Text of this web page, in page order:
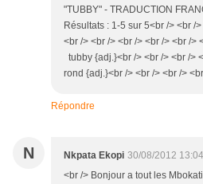
"TUBBY" - TRADUCTION
Résultats : 1-5 sur 5<br /> <br /
<br /> <br /> <br /> <br /> <br />
tubby {adj.}<br /> <br /> <br />
rond {adj.}<br /> <br /> <br />
Répondre
N Nkpata Ekopi 30/08/2012 13:04
<br /> Bonjour a tout les